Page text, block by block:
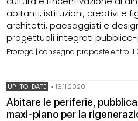
abitanti, istituzioni, creativi e
architetti, paesaggisti e
progettuali integrati
Proroga | consegna proposte entro il
UP-TO-DATE •16.11.2020
Abitare le periferie,
maxi-piano per la